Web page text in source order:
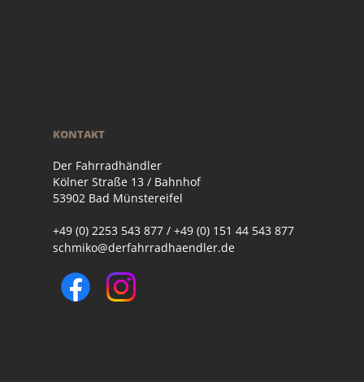
KONTAKT
Der Fahrradhändler
Kölner Straße 13 / Bahnhof
53902 Bad Münstereifel
+49 (0) 2253 543 877 / +49 (0) 151 44 543 877
schmiko@derfahrradhaendler.de